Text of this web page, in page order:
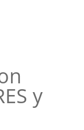
y